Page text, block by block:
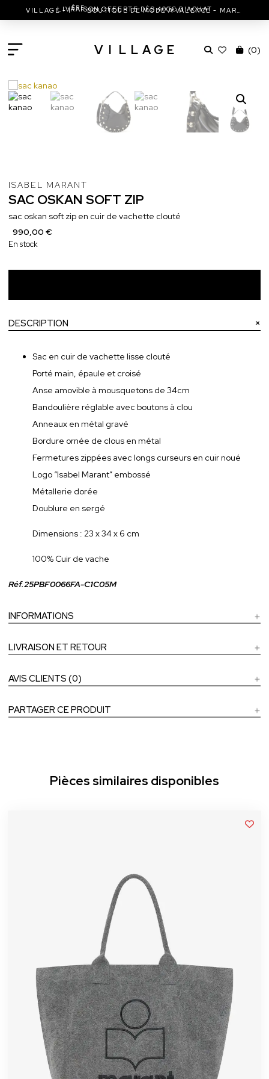
VILLAGE - 1ÈREBOUTIQUE DE MODE À VALENCE - MARC JACOBS - ISABEL MARANT & MORE
LIVRAISON OFFERTE DÈS 400€ D'ACHAT
V I L L A G E (0)
ISABEL MARANT
SAC OSKAN SOFT ZIP
sac oskan soft zip en cuir de vachette clouté
990,00 €
En stock
DESCRIPTION
Sac en cuir de vachette lisse clouté
Porté main, épaule et croisé
Anse amovible à mousquetons de 34cm
Bandoulière réglable avec boutons à clou
Anneaux en métal gravé
Bordure ornée de clous en métal
Fermetures zippées avec longs curseurs en cuir noué
Logo “Isabel Marant” embossé
Métallerie dorée
Doublure en sergé
Dimensions : 23 x 34 x 6 cm
100% Cuir de vache
Réf.25PBF0066FA-C1C05M
INFORMATIONS
LIVRAISON ET RETOUR
AVIS CLIENTS (0)
PARTAGER CE PRODUIT
Pièces similaires disponibles